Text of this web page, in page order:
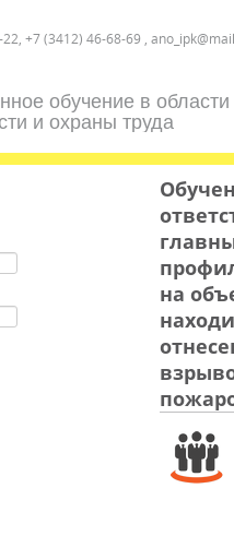
+7 (3412) 46-68-69 ,
обучение в области
и охраны труда
на